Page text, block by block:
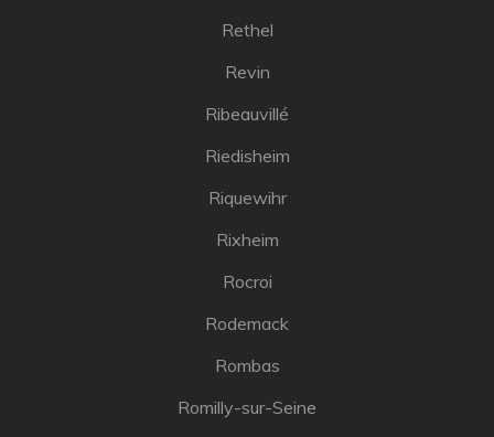
Rethel
Revin
Ribeauvillé
Riedisheim
Riquewihr
Rixheim
Rocroi
Rodemack
Rombas
Romilly-sur-Seine